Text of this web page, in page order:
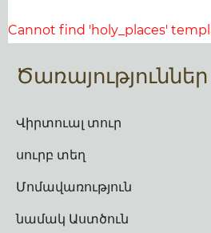
Cannot find 'holy_places'
Ծառայություններ
Վիրտուալ տուր
սուրբ տեղ
Մոմավառություն
նամակ Աստծուն